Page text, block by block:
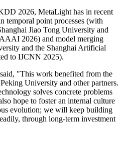
2026, MetaLight has in recent
temporal point processes (with
Jiao Tong University and
2026) and model merging
and the Shanghai Artificial
to IJCNN 2025).
"This work benefited from the
University and other partners.
solves concrete problems
hope to foster an internal culture
evolution; we will keep building
through long-term investment